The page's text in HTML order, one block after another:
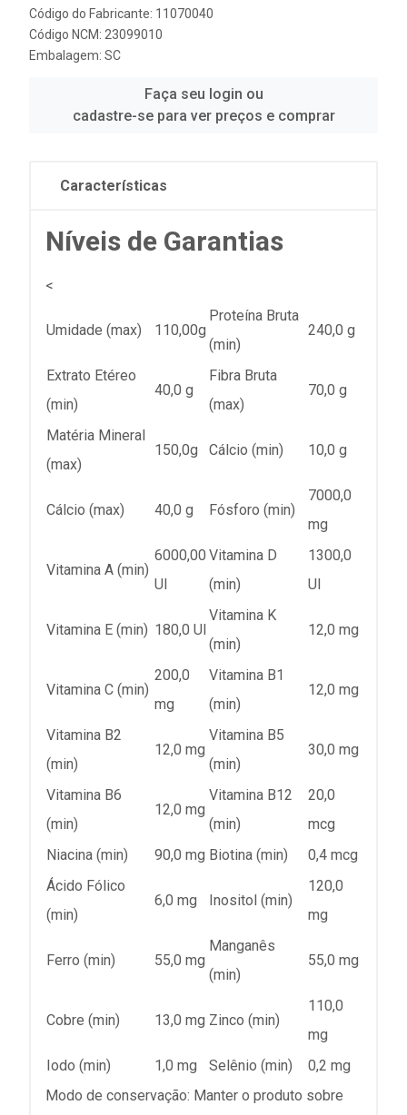
Código do Fabricante: 11070040
Código NCM: 23099010
Embalagem: SC
Faça seu login ou
cadastre-se para ver preços e comprar
Características
Níveis de Garantias
<
Umidade (max) 110,00g
Proteína Bruta
(min)
240,0 g
Extrato Etéreo
(min)
40,0 g
Fibra Bruta
(max)
70,0 g
Matéria Mineral
(max)
150,0g Cálcio (min) 10,0 g
Cálcio (max) 40,0 g Fósforo (min)
7000,0
mg
Vitamina A (min)
6000,00
UI
Vitamina D
(min)
1300,0
UI
Vitamina E (min) 180,0 UI
Vitamina K
(min)
12,0 mg
Vitamina C (min)
200,0
mg
Vitamina B1
(min)
12,0 mg
Vitamina B2
(min)
12,0 mg
Vitamina B5
(min)
30,0 mg
Vitamina B6
(min)
12,0 mg
Vitamina B12
(min)
20,0
mcg
Niacina (min)
90,0 mg Biotina (min)
0,4 mcg
Ácido Fólico
(min)
6,0 mg Inositol (min)
120,0
mg
Ferro (min) 55,0 mg
Manganês
(min)
55,0 mg
Cobre (min) 13,0 mg Zinco (min)
110,0
mg
Iodo (min)
1,0 mg Selênio (min)
0,2 mg
Modo de conservação: Manter o produto sobre